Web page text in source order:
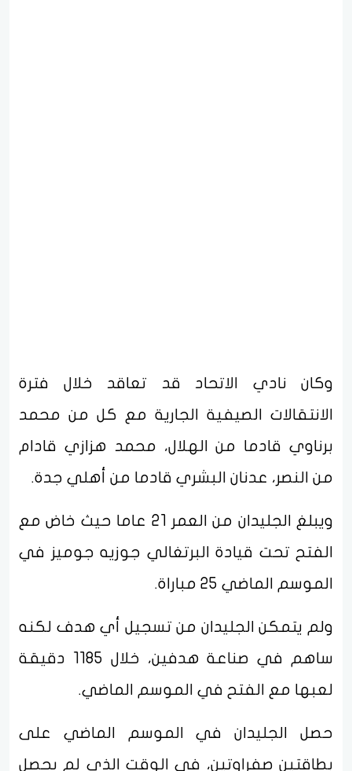
وكان نادي الاتحاد قد تعاقد خلال فترة
الانتقالات الصيفية الجارية مع كل من محمد
برناوي قادما من الهلال، محمد هزازي قادام
من النصر، عدنان البشري قادما من أهلي جدة.
ويبلغ الجليدان من العمر 21 عاما حيث خاض مع
الفتح تحت قيادة البرتغالي جوزيه جوميز في
الموسم الماضي 25 مباراة.
ولم يتمكن الجليدان من تسجيل أي هدف لكنه
ساهم في صناعة هدفين، خلال 1185 دقيقة
لعبها مع الفتح في الموسم الماضي.
حصل الجليدان في الموسم الماضي على
بطاقتين صفراوتين، في الوقت الذي لم يحصل